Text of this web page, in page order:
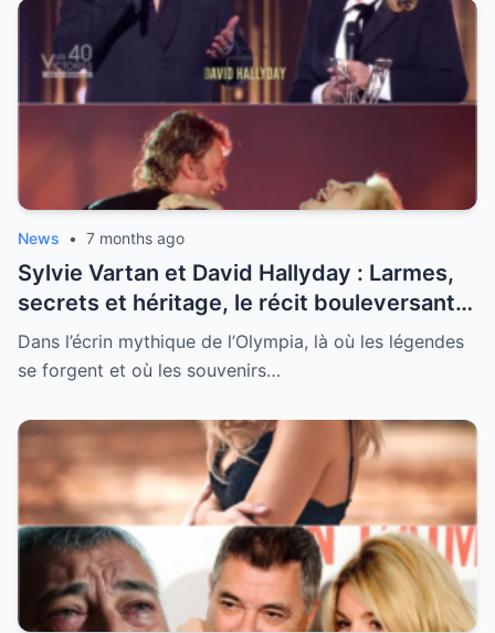
News • 7 months ago
Sylvie Vartan et David Hallyday : Larmes,
secrets et héritage, le récit bouleversant
d’un hommage historique à Johnny à
l’Olympia
Dans l’écrin mythique de l’Olympia, là où les légendes
se forgent et où les souvenirs…